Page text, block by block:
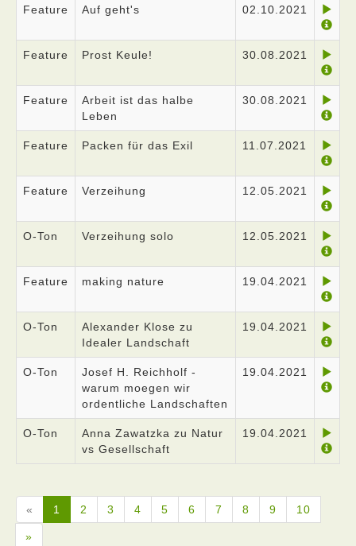
Feature Auf geht's 02.10.2021
Feature Prost Keule! 30.08.2021
Feature
Arbeit ist das halbe
Leben
30.08.2021
Feature Packen für das Exil 11.07.2021
Feature Verzeihung 12.05.2021
O-Ton Verzeihung solo 12.05.2021
Feature making nature 19.04.2021
O-Ton
Alexander Klose zu
Idealer Landschaft
19.04.2021
O-Ton
Josef H. Reichholf -
warum moegen wir
ordentliche Landschaften
19.04.2021
O-Ton
Anna Zawatzka zu Natur
vs Gesellschaft
19.04.2021
« 1 2 3 4 5 6 7 8 9 10
»